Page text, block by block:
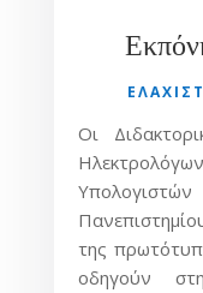
Οι
Υπολογιστών
της
οδηγούν